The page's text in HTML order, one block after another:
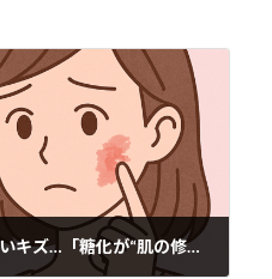
糖化が“肌の修復力”を奪う⁉」